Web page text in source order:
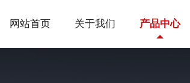
网站首页 关于我们 产品中心